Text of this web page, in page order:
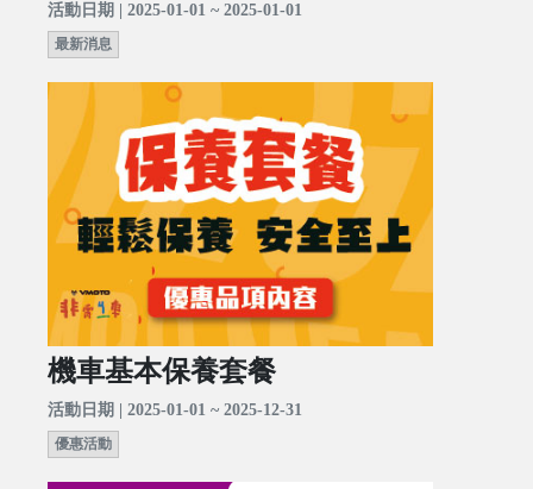
活動日期 | 2025-01-01 ~ 2025-01-01
最新消息
機車基本保養套餐
活動日期 | 2025-01-01 ~ 2025-12-31
優惠活動